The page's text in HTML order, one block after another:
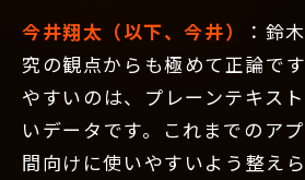
今井翔太（以下、今井）
：鈴
究の観点からも極めて正論で
やすいのは、プレーンテキス
いデータです。これまでのア
間向けに使いやすいよう整え